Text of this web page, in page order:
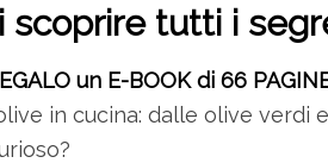
scoprire tutti i
un E-BOOK di 66
in cucina: dalle olive verdi